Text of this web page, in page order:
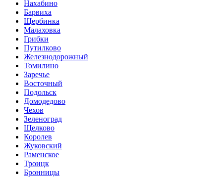
Нахабино
Барвиха
Щербинка
Малаховка
Грибки
Путилково
Железнодорожный
Томилино
Заречье
Восточный
Подольск
Домодедово
Чехов
Зеленоград
Щелково
Королев
Жуковский
Раменское
Троицк
Бронницы